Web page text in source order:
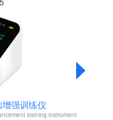
增强训练仪
training instrument